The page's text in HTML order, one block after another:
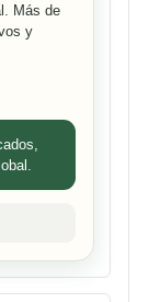
Más de
y